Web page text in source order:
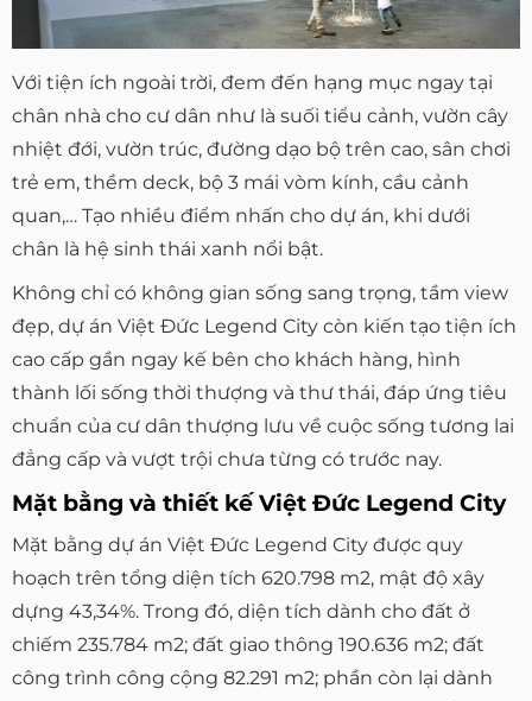
Với tiện ích ngoài trời, đem đến hạng mục ngay tại
chân nhà cho cư dân như là suối tiểu cảnh, vườn cây
nhiệt đới, vườn trúc, đường dạo bộ trên cao, sân chơi
trẻ em, thềm deck, bộ 3 mái vòm kính, cầu cảnh
quan,… Tạo nhiều điểm nhấn cho dự án, khi dưới
chân là hệ sinh thái xanh nổi bật.
Không chỉ có không gian sống sang trọng, tầm view
đẹp, dự án Việt Đức Legend City còn kiến tạo tiện ích
cao cấp gần ngay kế bên cho khách hàng, hình
thành lối sống thời thượng và thư thái, đáp ứng tiêu
chuẩn của cư dân thượng lưu về cuộc sống tương lai
đẳng cấp và vượt trội chưa từng có trước nay.
Mặt bằng và thiết kế Việt Đức Legend City
Mặt bằng dự án Việt Đức Legend City được quy
hoạch trên tổng diện tích 620.798 m2, mật độ xây
dựng 43,34%. Trong đó, diện tích dành cho đất ở
chiếm 235.784 m2; đất giao thông 190.636 m2; đất
công trình công cộng 82.291 m2; phần còn lại dành